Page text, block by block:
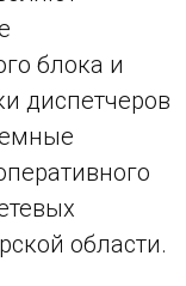
блока и
диспетчеров
области.